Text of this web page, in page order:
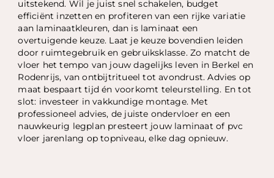
uitstekend. Wil je juist snel schakelen, budget
efficiënt inzetten en profiteren van een rijke variatie
aan laminaatkleuren, dan is laminaat een
overtuigende keuze. Laat je keuze bovendien leiden
door ruimtegebruik en gebruiksklasse. Zo matcht de
vloer het tempo van jouw dagelijks leven in Berkel en
Rodenrijs, van ontbijtritueel tot avondrust. Advies op
maat bespaart tijd én voorkomt teleurstelling. En tot
slot: investeer in vakkundige montage. Met
professioneel advies, de juiste ondervloer en een
nauwkeurig legplan presteert jouw laminaat of pvc
vloer jarenlang op topniveau, elke dag opnieuw.